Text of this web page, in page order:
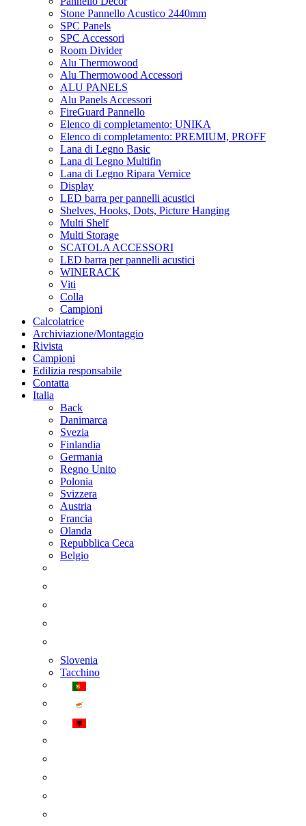
Stone Pannello Acustico 2440mm
SPC Panels
SPC Accessori
Room Divider
Alu Thermowood
Alu Thermowood Accessori
ALU PANELS
Alu Panels Accessori
FireGuard Pannello
Elenco di completamento: UNIKA
Elenco di completamento: PREMIUM, PROFF
Lana di Legno Basic
Lana di Legno Multifin
Lana di Legno Ripara Vernice
Display
LED barra per pannelli acustici
Shelves, Hooks, Dots, Picture Hanging
Multi Shelf
Multi Storage
SCATOLA ACCESSORI
LED barra per pannelli acustici
WINERACK
Viti
Colla
Campioni
Calcolatrice
Archiviazione/Montaggio
Rivista
Campioni
Edilizia responsabile
Contatta
Italia
Back
Danimarca
Svezia
Finlandia
Germania
Regno Unito
Polonia
Svizzera
Austria
Francia
Olanda
Repubblica Ceca
Belgio
Slovenia
Tacchino